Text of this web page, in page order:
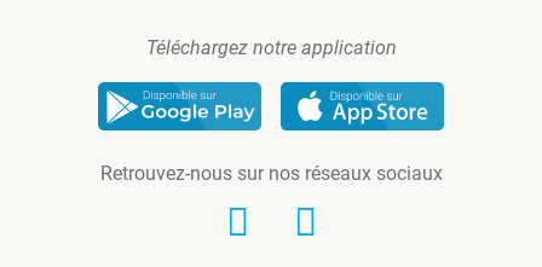
Téléchargez notre application
Retrouvez-nous sur nos réseaux sociaux